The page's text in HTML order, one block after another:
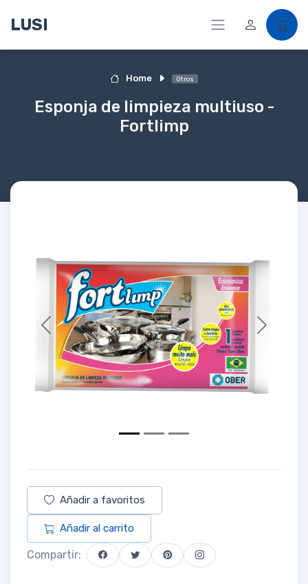
LUSI
Home Otros
Esponja de limpieza multiuso -
Fortlimp
Previous Next
Añadir a favoritos
Añadir al carrito
Compartir: